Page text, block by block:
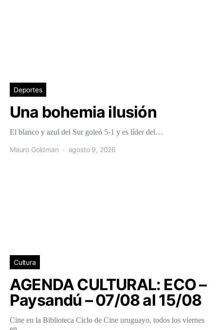
Deportes
Una bohemia ilusión
El blanco y azul del Sur goleó 5-1 y es líder del…
Mauro Goldman agosto 9, 2026
Cultura
AGENDA CULTURAL: ECO –
Paysandú – 07/08 al 15/08
Cine en la Biblioteca Ciclo de Cine uruguayo, todos los viernes